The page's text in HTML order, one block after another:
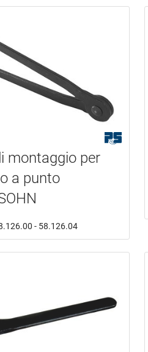
montaggio per
a punto
- 58.126.04